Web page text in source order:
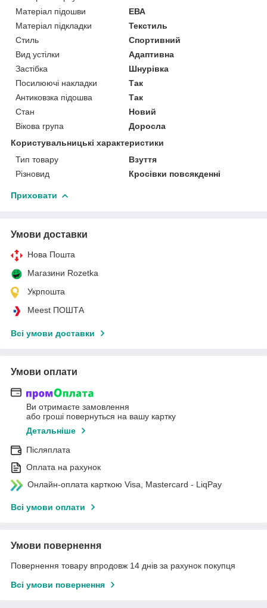
Матеріал підошви
ЕВА
Матеріал підкладки
Текстиль
Стиль
Спортивний
Вид устілки
Адаптивна
Застібка
Шнурівка
Посилюючі накладки
Так
Антиковзка підошва
Так
Стан
Новий
Вікова група
Доросла
Користувальницькі характеристики
Тип товару
Взуття
Різновид
Кросівки повсякденні
Приховати
Умови доставки
Нова Пошта
Магазини Rozetka
Укрпошта
Meest ПОШТА
Всі умови доставки
Умови оплати
Ви отримаєте замовлення
або гроші повернуться на вашу картку
Детальніше
Післяплата
Оплата на рахунок
Онлайн-оплата карткою Visa, Mastercard - LiqPay
Всі умови оплати
Умови повернення
Повернення товару впродовж 14 днів за рахунок покупця
Всі умови повернення